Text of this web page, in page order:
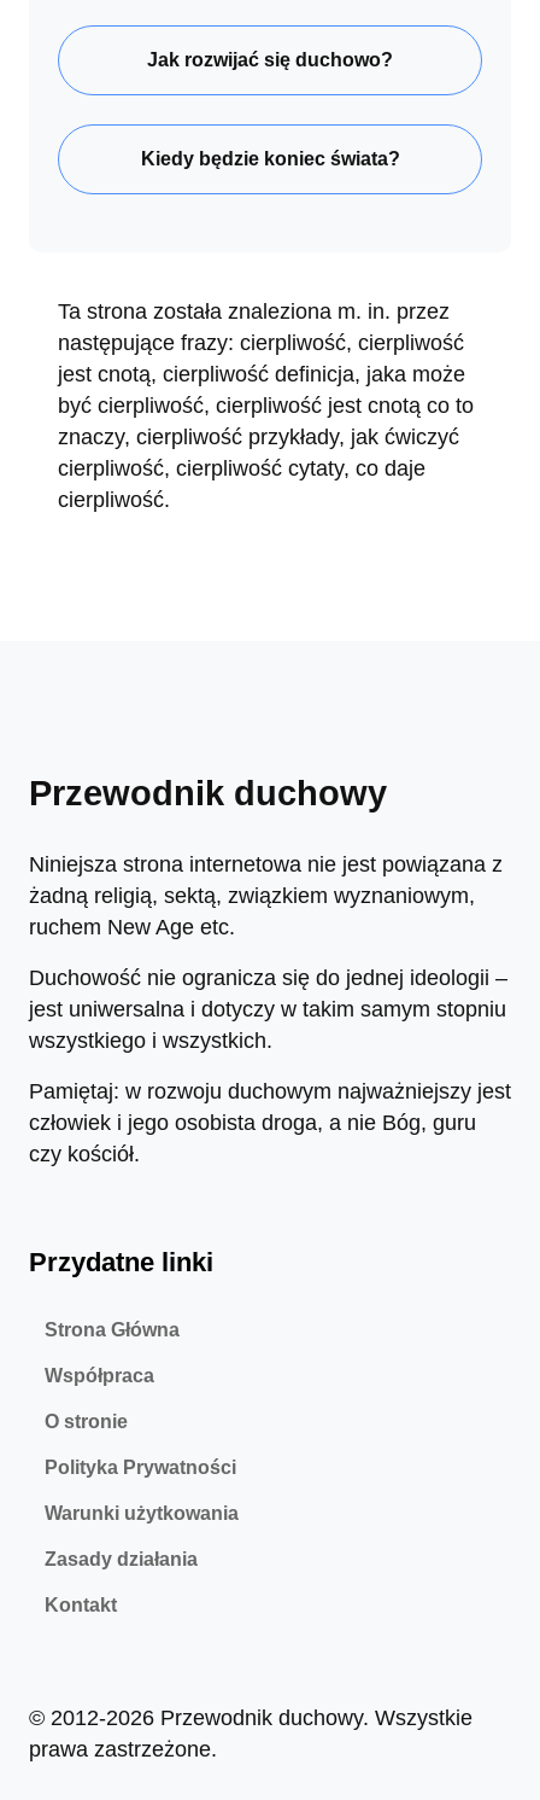
Jak rozwijać się duchowo?
Kiedy będzie koniec świata?
Ta strona została znaleziona m. in. przez
następujące frazy: cierpliwość, cierpliwość
jest cnotą, cierpliwość definicja, jaka może
być cierpliwość, cierpliwość jest cnotą co to
znaczy, cierpliwość przykłady, jak ćwiczyć
cierpliwość, cierpliwość cytaty, co daje
cierpliwość.
Przewodnik duchowy
Niniejsza strona internetowa nie jest powiązana z
żadną religią, sektą, związkiem wyznaniowym,
ruchem New Age etc.
Duchowość nie ogranicza się do jednej ideologii –
jest uniwersalna i dotyczy w takim samym stopniu
wszystkiego i wszystkich.
Pamiętaj: w rozwoju duchowym najważniejszy jest
człowiek i jego osobista droga, a nie Bóg, guru
czy kościół.
Przydatne linki
Strona Główna
Współpraca
O stronie
Polityka Prywatności
Warunki użytkowania
Zasady działania
Kontakt
© 2012-2026 Przewodnik duchowy. Wszystkie
prawa zastrzeżone.